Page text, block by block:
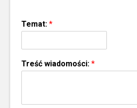
Temat: *
Treść wiadomości: *